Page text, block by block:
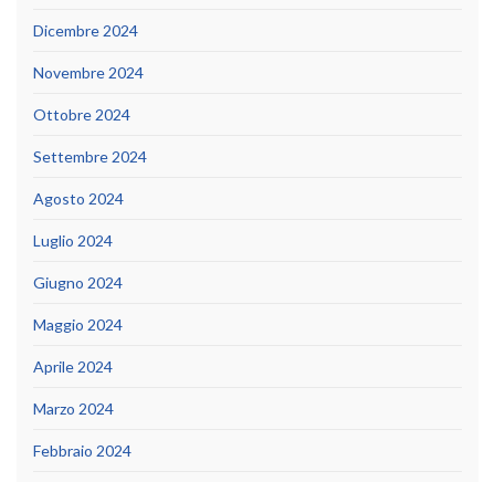
Dicembre 2024
Novembre 2024
Ottobre 2024
Settembre 2024
Agosto 2024
Luglio 2024
Giugno 2024
Maggio 2024
Aprile 2024
Marzo 2024
Febbraio 2024